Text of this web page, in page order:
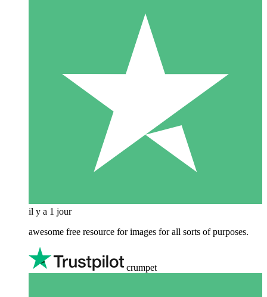
il y a 1 jour
awesome free resource for images for all sorts of purposes.
crumpet